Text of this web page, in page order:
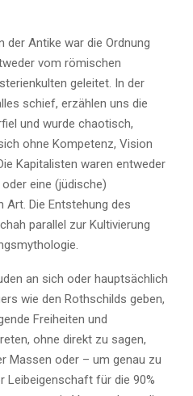
der Antike war die Ordnung
vom römischen
geleitet. In der
schief, erzählen uns die
und wurde chaotisch,
ohne Kompetenz, Vision
Kapitalisten waren entweder
eine (jüdische)
Art. Die Entstehung des
parallel zur Kultivierung
an sich oder hauptsächlich
wie den Rothschilds geben,
Freiheiten und
ohne direkt zu sagen,
Massen oder – um genau zu
Leibeigenschaft für die 90%